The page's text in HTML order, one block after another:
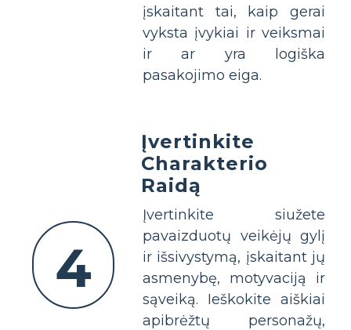
įskaitant tai, kaip gerai
vyksta įvykiai ir veiksmai
ir ar yra logiška
pasakojimo eiga.
4
Įvertinkite
Charakterio
Raidą
Įvertinkite siužete
pavaizduotų veikėjų gylį
ir išsivystymą, įskaitant jų
asmenybę, motyvaciją ir
sąveiką. Ieškokite aiškiai
apibrėžtų personažų,